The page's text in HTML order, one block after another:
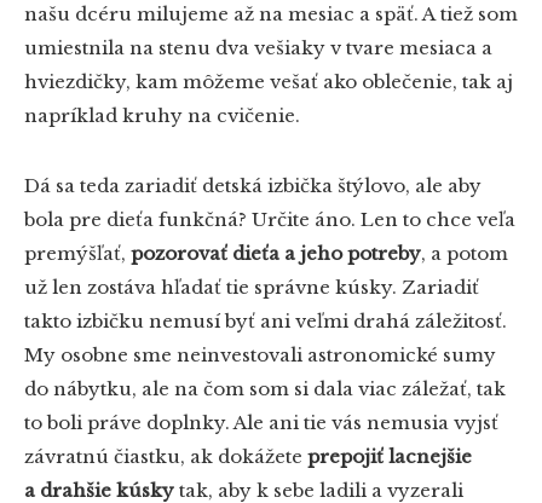
našu dcéru milujeme až na mesiac a späť. A tiež som
umiestnila na stenu dva vešiaky v tvare mesiaca a
hviezdičky, kam môžeme vešať ako oblečenie, tak aj
napríklad kruhy na cvičenie.
Dá sa teda zariadiť detská izbička štýlovo, ale aby
bola pre dieťa funkčná? Určite áno. Len to chce veľa
premýšľať, pozorovať dieťa a jeho potreby, a potom
už len zostáva hľadať tie správne kúsky. Zariadiť
takto izbičku nemusí byť ani veľmi drahá záležitosť.
My osobne sme neinvestovali astronomické sumy
do nábytku, ale na čom som si dala viac záležať, tak
to boli práve doplnky. Ale ani tie vás nemusia vyjsť
závratnú čiastku, ak dokážete prepojiť lacnejšie
a drahšie kúsky tak, aby k sebe ladili a vyzerali